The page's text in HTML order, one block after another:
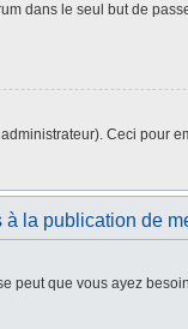
dans le seul but de
Ceci pour
à la publication de
que vous ayez